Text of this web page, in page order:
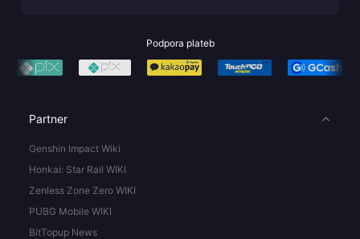
Podpora plateb
Partner
Genshin Impact Wiki
Honkai: Star Rail WIKI
Zenless Zone Zero WIKI
PUBG Mobile WIKI
BitTopup News